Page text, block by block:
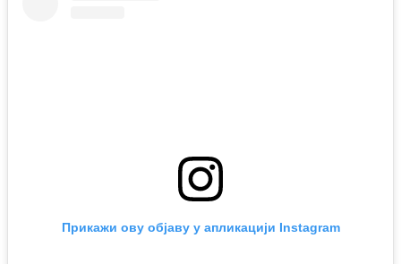
Прикажи ову објаву у апликацији Instagram